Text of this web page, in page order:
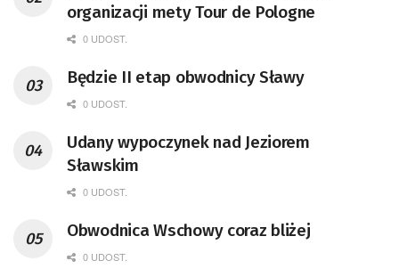
organizacji mety Tour de Pologne
0 UDOST.
Będzie II etap obwodnicy Sławy
0 UDOST.
Udany wypoczynek nad Jeziorem
Sławskim
0 UDOST.
Obwodnica Wschowy coraz bliżej
0 UDOST.